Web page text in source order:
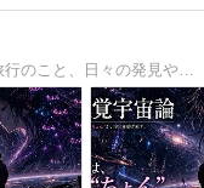
オリジナルの物語やカラオケ、家族や旅行のこと、日々の発見や伝えたいこと、紹介したいことなどをつづる雑記ブログです。